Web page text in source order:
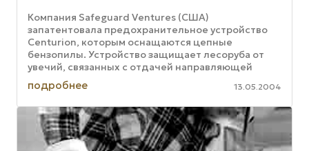
Компания Safeguard Ventures (США)
запатентовала предохранительное устройство
Centurion, которым оснащаются цепные
бензопилы. Устройство защищает лесоруба от
увечий, связанных с отдачей направляющей
пластины вследствие защемления пилящей цепи
...
подробнее 13.05.2004